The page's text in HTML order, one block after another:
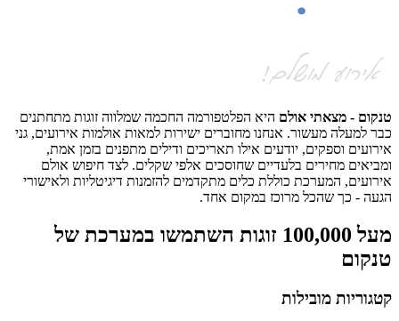
טנקום - מצאתי אולם היא הפלטפורמה החכמה שמלווה זוגות מתחתנים
כבר למעלה מעשור. אנחנו מחוברים ישירות למאות אולמות אירועים, גני
אירועים וספקים, יודעים אילו תאריכים ודילים מתפנים בזמן אמת,
ומביאים מחירים בלעדיים שחוסכים אלפי שקלים. לצד חיפוש אולם
אירועים, המערכת כוללת כלים מתקדמים להזמנות דיגיטליות ולאישורי
הגעה - כך שהכל מרוכז במקום אחד.
מעל 100,000 זוגות השתמשו במערכת של
טנקום
קטגוריות מובילות